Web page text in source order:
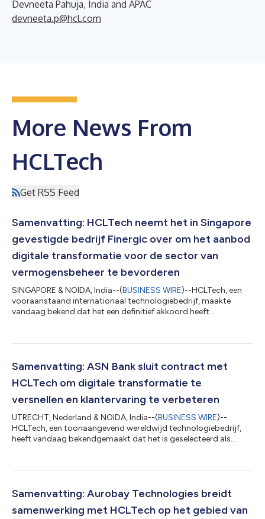
Devneeta Pahuja, India and APAC
devneeta.p@hcl.com
More News From
HCLTech
Get RSS Feed
Samenvatting: HCLTech neemt het in Singapore
gevestigde bedrijf Finergic over om het aanbod
digitale transformatie voor de sector van
vermogensbeheer te bevorderen
SINGAPORE & NOIDA, India--(BUSINESS WIRE)--HCLTech, een
vooraanstaand internationaal technologiebedrijf, maakte
vandaag bekend dat het een definitief akkoord heeft
vermogensbeheer met hoofdzetel in Singapore. Naar verwacht
werd in 2019 opgericht en legt zich toe op transformatie van
core banking en vermogensbeheer. He...
Samenvatting: ASN Bank sluit contract met
HCLTech om digitale transformatie te
versnellen en klantervaring te verbeteren
UTRECHT, Nederland & NOIDA, India--(BUSINESS WIRE)--
HCLTech, een toonaangevend wereldwijd technologiebedrijf,
heeft vandaag bekendgemaakt dat het is geselecteerd als
van zijn nieuwe strategie 'Vereenvoudigen en Groeien' streeft
standaardiseren. Dit omvat het consolideren van IT-diensten,
het vereenvoudigen van het l...
Samenvatting: Aurobay Technologies breidt
samenwerking met HCLTech op het gebied van